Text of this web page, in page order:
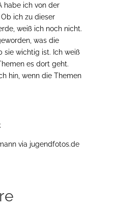
habe ich von der
ich zu dieser
weiß ich noch nicht.
was die
sie wichtig ist. Ich weiß
es dort geht.
hin, wenn die Themen
via jugendfotos.de